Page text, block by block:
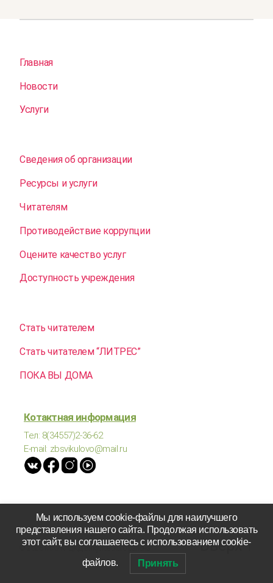
Главная
Новости
Услуги
Сведения об организации
Ресурсы и услуги
Читателям
Противодействие коррупции
Оцените качество услуг
Доступность учреждения
Стать читателем
Стать читателем “ЛИТРЕС”
ПОКА ВЫ ДОМА
Котактная информация
Тел: 8(34557)2-36-62
E-mail: zbsvikulovo@mail.ru
МАУК "ЦКД Викуловского района" Вверх↑
Мы используем cookie-файлы для наилучшего
представления нашего сайта. Продолжая использовать
этот сайт, вы соглашаетесь с использованием cookie-
файлов. Принять